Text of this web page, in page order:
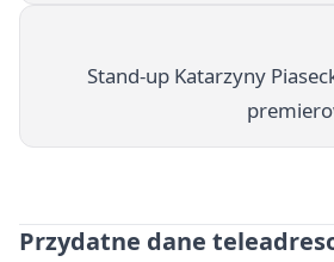
Stand-up Katarzyny
Przydatne dane